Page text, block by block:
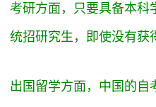
考研方面，只要具备本科
统招研究生，即使没有获
出国留学方面，中国的自